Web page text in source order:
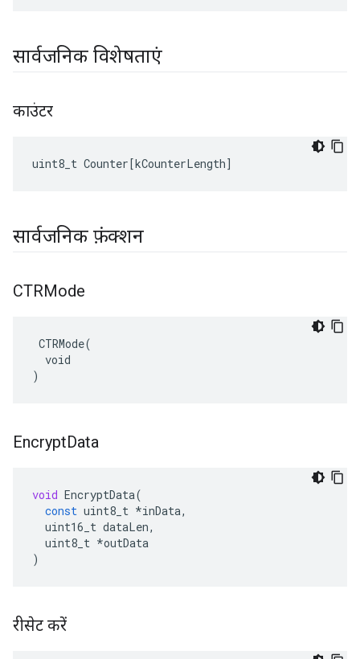
सार्वजनिक विशेषताएं
काउंटर
uint8_t Counter[kCounterLength]
सार्वजनिक फ़ंक्शन
CTRMode
CTRMode(
  void
)
EncryptData
void EncryptData(
const uint8_t *inData,
uint16_t dataLen,
uint8_t *outData
)
रीसेट करें